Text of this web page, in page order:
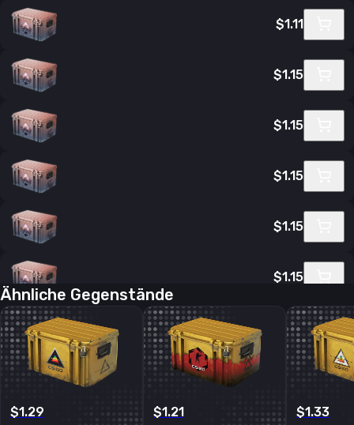
$1.11
$1.15
$1.15
$1.15
$1.15
$1.15
$1.15
Ähnliche Gegenstände
$1.29 $1.21 $1.33